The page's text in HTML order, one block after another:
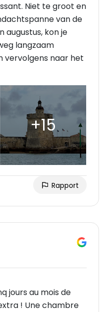
Niet te groot en
van de
augustus, kon je
langzaam
vervolgens naar het
Rapport
jours au mois de
! Une chambre